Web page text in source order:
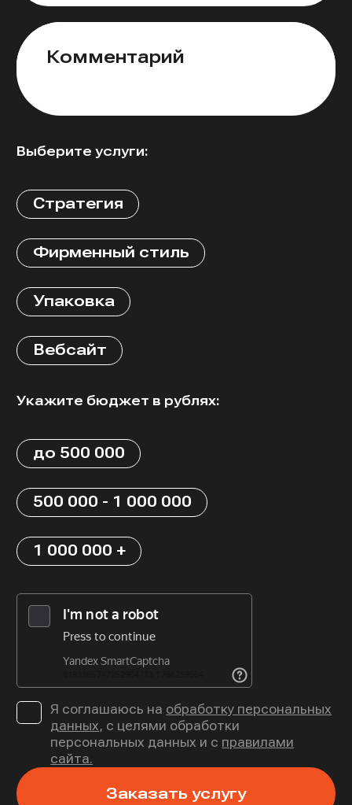
Комментарий
Выберите услуги:
Стратегия
Фирменный стиль
Упаковка
Вебсайт
Укажите бюджет в рублях:
до 500 000
500 000 - 1 000 000
1 000 000 +
Я соглашаюсь на обработку персональных
данных, с целями обработки
персональных данных и с правилами
сайта.
Заказать услугу